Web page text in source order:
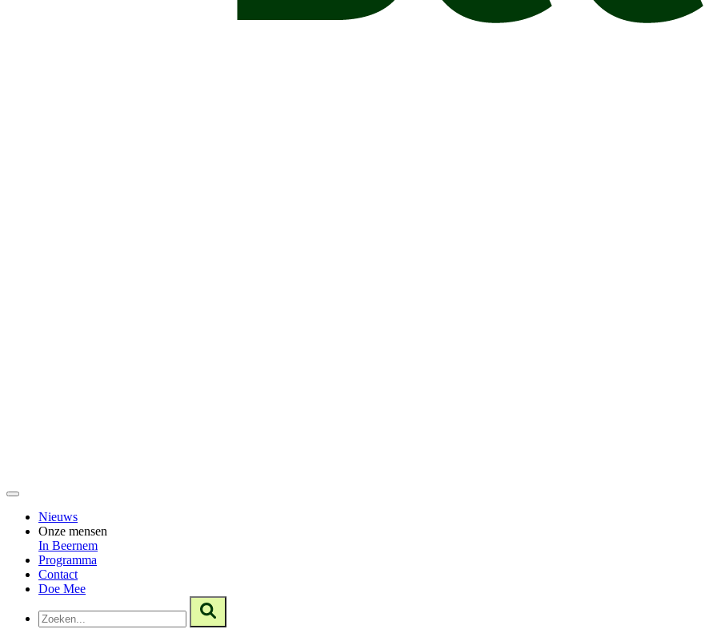
Nieuws
Onze mensen
In Beernem
Programma
Contact
Doe Mee